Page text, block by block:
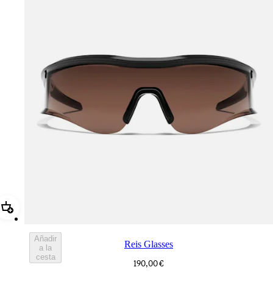
Añadir Reis Glasses
Añadir
a la
cesta
Reis Glasses
190,00 €